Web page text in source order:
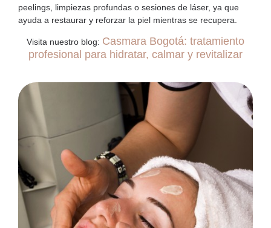
peelings, limpiezas profundas o sesiones de láser, ya que
ayuda a restaurar y reforzar la piel mientras se recupera.
Visita nuestro blog: Casmara Bogotá: tratamiento
profesional para hidratar, calmar y revitalizar